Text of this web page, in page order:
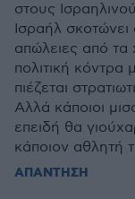
στους
Ισραήλ
απώλειες από τα
πολιτική κόντρα
πιέζεται
Αλλά κάποιοι
επειδή θα
κάποιον αθλητή
ΑΠΑΝΤΗΣΗ